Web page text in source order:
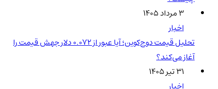
۳ مرداد ۱۴۰۵
اخبار
تحلیل قیمت دوج‌کوین؛ آیا عبور از ۰.۰۷۲ دلار جهش قیمت را
آغاز می‌کند؟
۳۱ تیر ۱۴۰۵
اخبار